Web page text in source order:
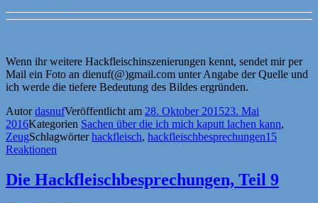
Wenn ihr weitere Hackfleischinszenierungen kennt, sendet mir per
Mail ein Foto an dienuf(@)gmail.com unter Angabe der Quelle und
ich werde die tiefere Bedeutung des Bildes ergründen.
AutordasnufVeröffentlicht am 28. Oktober 201523. Mai
2016Kategorien Sachen über die ich mich kaputt lachen kann,
ZeugSchlagwörterhackfleisch, hackfleischbesprechungen15
Reaktionen
Die Hackfleischbesprechungen, Teil 9